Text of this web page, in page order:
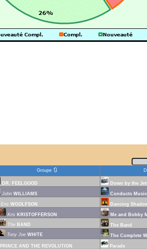
Groupe🔃
DR. FEELGOOD
Down by the
John WILLIAMS
Conducts
Eric WOOLFSON
Dancing
Kris KRISTOFFERSON
Me and Bobby
The BAND
The Band
Tony Joe WHITE
The Complete
PRINCE AND THE REVOLUTION
Parade